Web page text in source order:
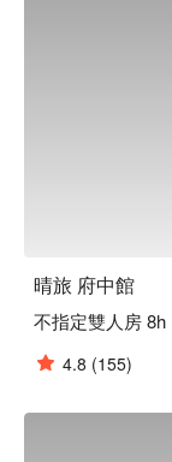
晴旅 府中館
不指定雙人房 8h
4.8 (155)